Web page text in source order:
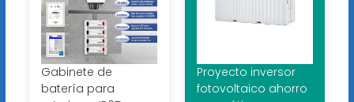
Gabinete de
batería para
Proyecto inversor
fotovoltaico ahorro